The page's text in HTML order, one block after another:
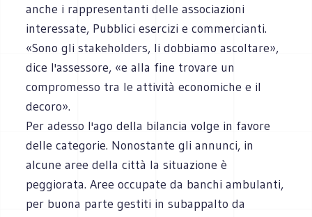
anche i rappresentanti delle associazioni
interessate, Pubblici esercizi e commercianti.
«Sono gli stakeholders, li dobbiamo ascoltare»,
dice l'assessore, «e alla fine trovare un
compromesso tra le attività economiche e il
decoro».
Per adesso l'ago della bilancia volge in favore
delle categorie. Nonostante gli annunci, in
alcune aree della città la situazione è
peggiorata. Aree occupate da banchi ambulanti,
per buona parte gestiti in subappalto da